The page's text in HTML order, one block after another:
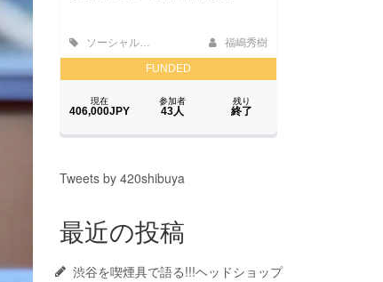
Tweets by 420shibuya
最近の投稿
渋谷を喫煙具で語る!!!ヘッドショップ